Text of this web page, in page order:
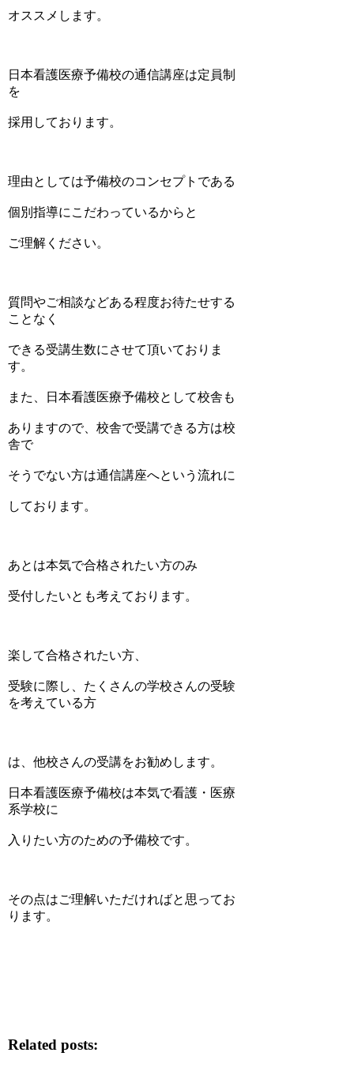
オススメします。
日本看護医療予備校の通信講座は定員制
を
採用しております。
理由としては予備校のコンセプトである
個別指導にこだわっているからと
ご理解ください。
質問やご相談などある程度お待たせする
ことなく
できる受講生数にさせて頂いておりま
す。
また、日本看護医療予備校として校舎も
ありますので、校舎で受講できる方は校
舎で
そうでない方は通信講座へという流れに
しております。
あとは本気で合格されたい方のみ
受付したいとも考えております。
楽して合格されたい方、
受験に際し、たくさんの学校さんの受験
を考えている方
は、他校さんの受講をお勧めします。
日本看護医療予備校は本気で看護・医療
系学校に
入りたい方のための予備校です。
その点はご理解いただければと思ってお
ります。
Related posts: